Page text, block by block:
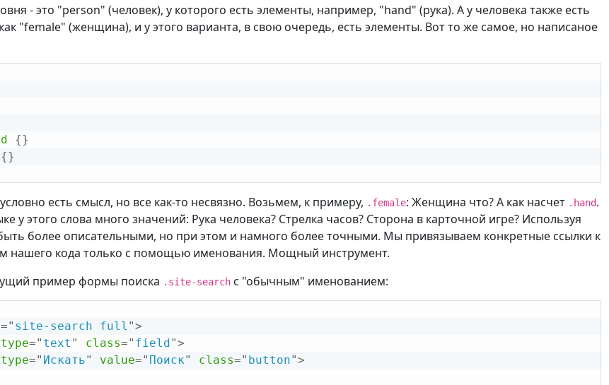
- это "person" (человек), у которого есть элементы, например, "hand" (рука). A у человека также есть
"female" (женщина), и у этого варианта, в свою очередь, есть элементы. Вот то же самое, но написаное
{}
{}
есть смысл, но все как-то несвязно. Возьмем, к примеру, .female: Женщина что? A как насчет .hand.
у этого слова много значений: Рука человека? Стрелка часов? Сторона в карточной игре? Используя
более описательными, но при этом и намного более точными. Мы привязываем конкретные ссылки к
нашего кода только с помощью именования. Мощный инструмент.
пример формы поиска .site-search с "обычным" именованием:
=" site-search full ">
type=" text " class=" field ">
type=" Искать" value=" Поиск" class=" button">